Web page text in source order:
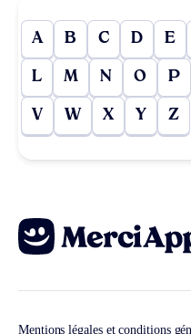
A B C D E
L M N O P
V W X Y Z
Mentions légales et conditions